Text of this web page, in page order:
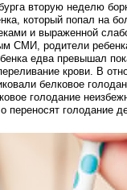
вторую неделю
который попал на
и выраженной
СМИ, родители
едва превышал
крови. В
белковое
голодание
переносят голодание